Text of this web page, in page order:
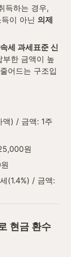
득하는 경우,
이 아닌 의제
세 과세표준 신
부한 금액이 높
어드는 구조입
액) / 금액: 1주
원
(1.4%) / 금액:
현금 환수